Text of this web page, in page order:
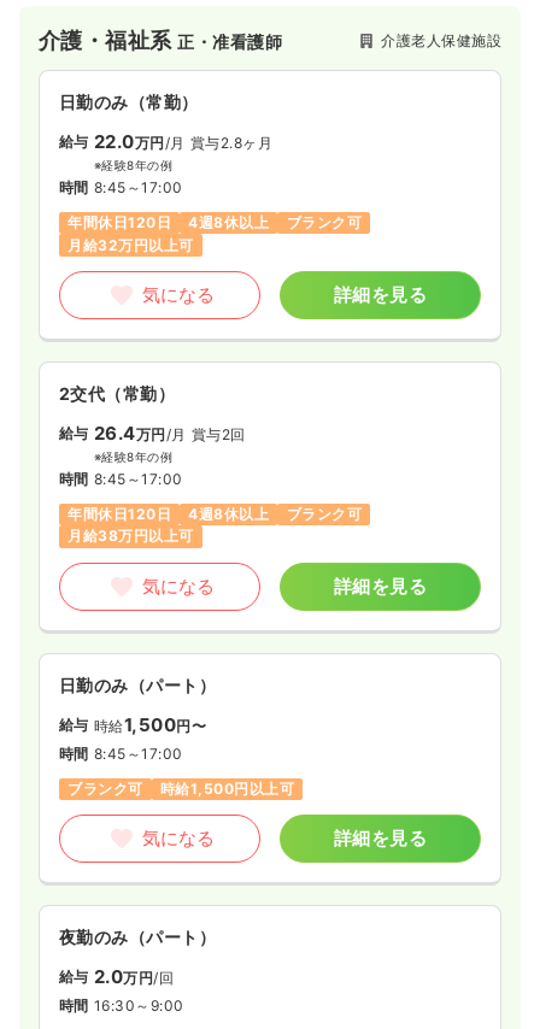
介護・福祉系正・准看護師 介護老人保健施設
日勤のみ（常勤）
給与 22.0万円/月 賞与2.8ヶ月
※経験8年の例
時間 8:45～17:00
年間休日120日
4週8休以上
ブランク可
月給32万円以上可
気になる 詳細を見る
2交代（常勤）
給与 26.4万円 /月 賞与2回
※経験8年の例
時間 8:45～17:00
年間休日120日
4週8休以上
ブランク可
月給38万円以上可
気になる 詳細を見る
日勤のみ（パート）
給与 時給1,500円〜
時間 8:45～17:00
ブランク可
時給1,500円以上可
気になる 詳細を見る
夜勤のみ（パート）
給与 2.0万円/回
時間 16:30～9:00